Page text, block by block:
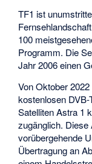
TF1 ist
100
Programm. Die
Jahr 2006 einen
Von Oktober
kostenlosen
Satelliten Astra 1
zugänglich. Diese
vorübergehende
Übertragung an